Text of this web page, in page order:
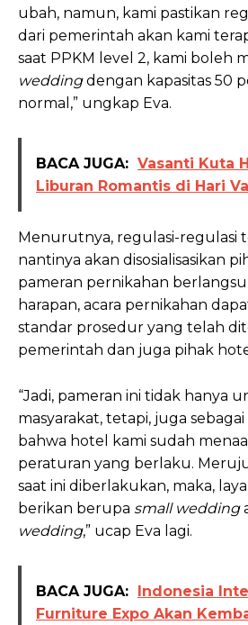
ubah, namun, kami pastikan
dari pemerintah akan kami
saat PPKM level 2, kami boleh
weddingdengan kapasitas 50
normal,” ungkap Eva.
BACA JUGA: Vasanti Kuta
Liburan Romantis di Hari
Menurutnya, regulasi-regulasi
nantinya akan disosialisasikan
pameran pernikahan
harapan, acara pernikahan
standar prosedur yang telah
pemerintah dan juga pihak
“Jadi, pameran ini tidak hanya
masyarakat, tetapi, juga sebagai
bahwa hotel kami sudah
peraturan yang berlaku.
saat ini diberlakukan, maka,
berikan berupa small wedding
wedding,” ucap Eva lagi.
BACA JUGA: Indonesia
Furniture Expo Akan